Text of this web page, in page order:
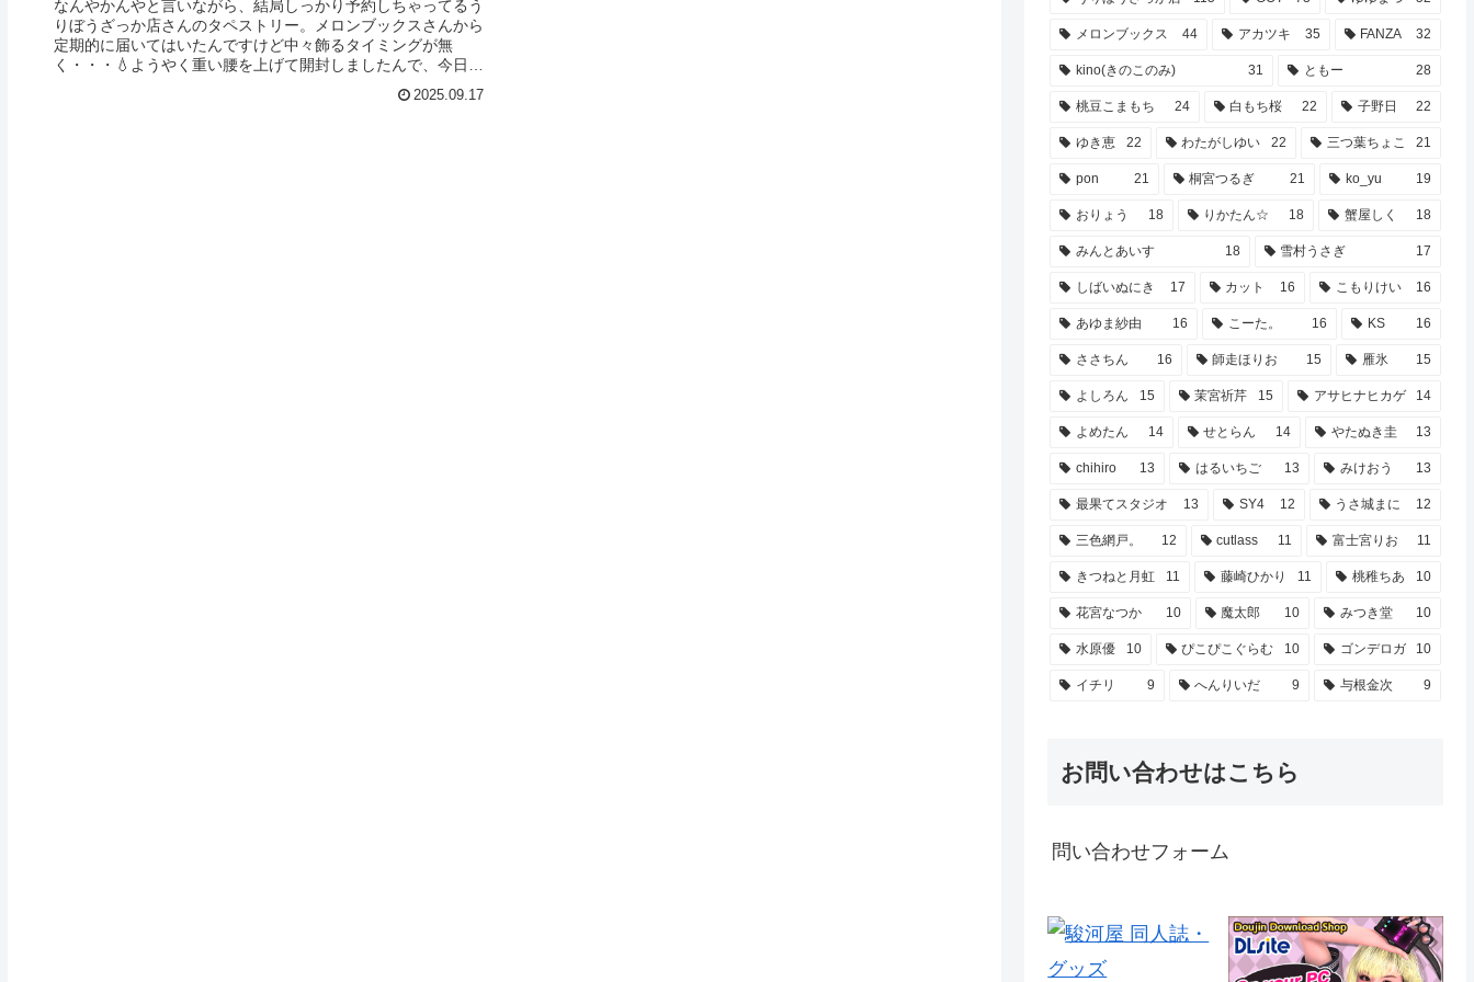
なんやかんやと言いながら、結局しっかり予約しちゃってるう
りぼうざっか店さんのタペストリー。メロンブックスさんから
定期的に届いてはいたんですけど中々飾るタイミングが無
く・・・💧ようやく重い腰を上げて開封しましたんで、今日は
2025.09.17
メロンブックス 44 アカツキ 35 FANZA 32
kino(きのこのみ) 31 ともー 28
桃豆こまもち 24 白もち桜 22 子野日 22
ゆき恵 22 わたがしゆい 22 三つ葉ちょこ 21
pon 21 桐宮つるぎ 21 ko_yu 19
おりょう 18 りかたん☆ 18 蟹屋しく 18
みんとあいす 18 雪村うさぎ 17
しばいぬにき 17 カット 16 こもりけい 16
あゆま紗由 16 こーた。 16 KS 16
ささちん 16 師走ほりお 15 雁氷 15
よしろん 15 茉宮祈芹 15 アサヒナヒカゲ 14
よめたん 14 せとらん 14 やたぬき圭 13
chihiro 13 はるいちご 13 みけおう 13
最果てスタジオ 13 SY4 12 うさ城まに 12
三色網戸。 12 cutlass 11 富士宮りお 11
きつねと月虹 11 藤崎ひかり 11 桃稚ちあ 10
花宮なつか 10 魔太郎 10 みつき堂 10
水原優 10 ぴこぴこぐらむ 10 ゴンデロガ 10
イチリ 9 へんりいだ 9 与根金次 9
お問い合わせはこちら
問い合わせフォーム